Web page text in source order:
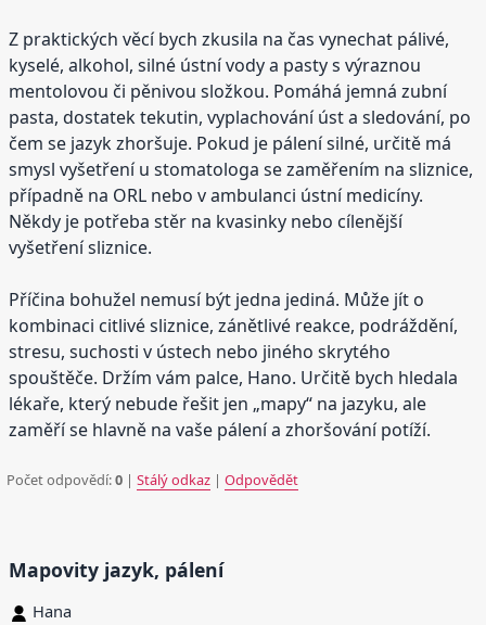
Z praktických věcí bych zkusila na čas vynechat pálivé,
kyselé, alkohol, silné ústní vody a pasty s výraznou
mentolovou či pěnivou složkou. Pomáhá jemná zubní
pasta, dostatek tekutin, vyplachování úst a sledování, po
čem se jazyk zhoršuje. Pokud je pálení silné, určitě má
smysl vyšetření u stomatologa se zaměřením na sliznice,
případně na ORL nebo v ambulanci ústní medicíny.
Někdy je potřeba stěr na kvasinky nebo cílenější
vyšetření sliznice.
Příčina bohužel nemusí být jedna jediná. Může jít o
kombinaci citlivé sliznice, zánětlivé reakce, podráždění,
stresu, suchosti v ústech nebo jiného skrytého
spouštěče. Držím vám palce, Hano. Určitě bych hledala
lékaře, který nebude řešit jen „mapy“ na jazyku, ale
zaměří se hlavně na vaše pálení a zhoršování potíží.
Počet odpovědí:0 |Stálý odkaz |Odpovědět
Mapovity jazyk, pálení
Hana